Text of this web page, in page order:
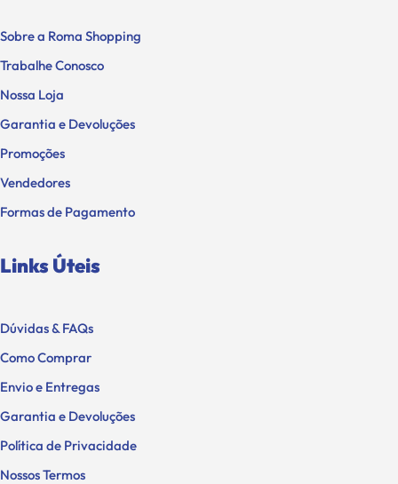
Sobre a Roma Shopping
Trabalhe Conosco
Nossa Loja
Garantia e Devoluções
Promoções
Vendedores
Formas de Pagamento
Links Úteis
Dúvidas & FAQs
Como Comprar
Envio e Entregas
Garantia e Devoluções
Política de Privacidade
Nossos Termos